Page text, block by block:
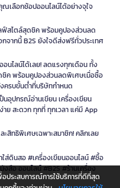
ณเลือกช้อปออนไลน์ได้อย่างจุใจ
ฟ์สไตล์สุดชิค พร้อมคูปองส่วนลด
จากนี้ B2S ยังใจดีส่งฟรีทั่วประเทศ
นไลน์ได้เลย! ลดแรงทุกเดือน ทั้ง
ชิค พร้อมคูปองส่วนลดพิเศษเมื่อซื้อ
ครบขั้นต่ำที่บริษัทกำหนด
นอุปกรณ์อ่านเขียน เครื่องเขียน
ย สะดวก ทุกที่ ทุกเวลา แค่มี App
ะสิทธิพิเศษเฉพาะสมาชิก! คลิกเลย
ส่ดินสอ #เครื่องเขียนออนไลน์ #ซื้อ
สือ ออนไลน์ #B2S #ร้านเครื่อง
ประสบการณ์การใช้บริการที่ดีที่สุด